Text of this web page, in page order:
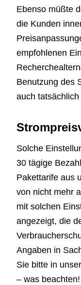
Ebenso müßte
die Kunden
empfohlenen
Benutzung des
auch
Solche
30 tägige
Pakettarife aus
von nicht mehr
mit solchen
angezeigt, die
Angaben in
Sie bitte in
– was